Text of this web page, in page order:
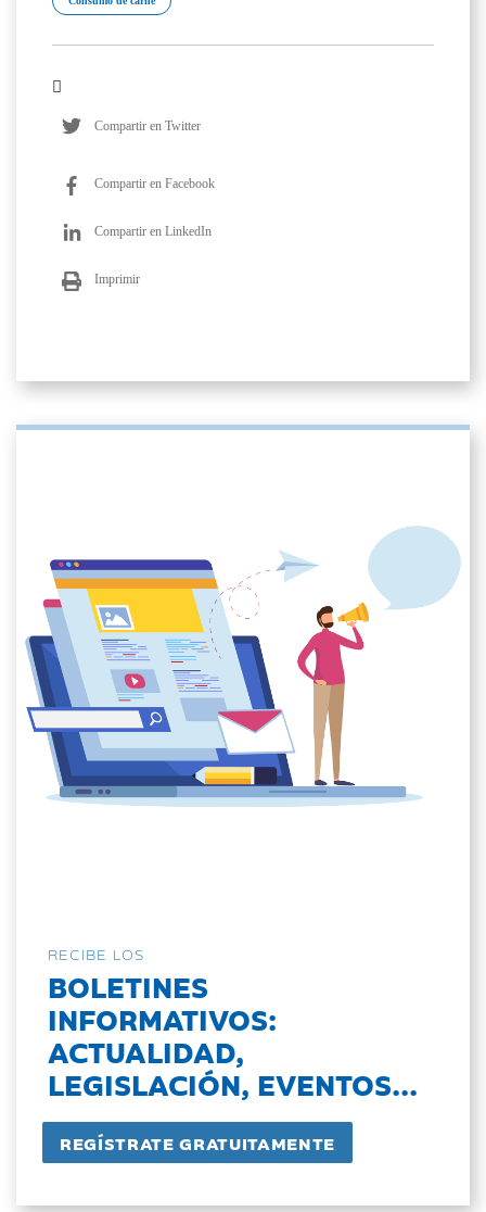
Compartir en Twitter
Compartir en Facebook
Compartir en LinkedIn
Imprimir
RECIBE LOS
BOLETINES
INFORMATIVOS:
ACTUALIDAD,
LEGISLACIÓN, EVENTOS...